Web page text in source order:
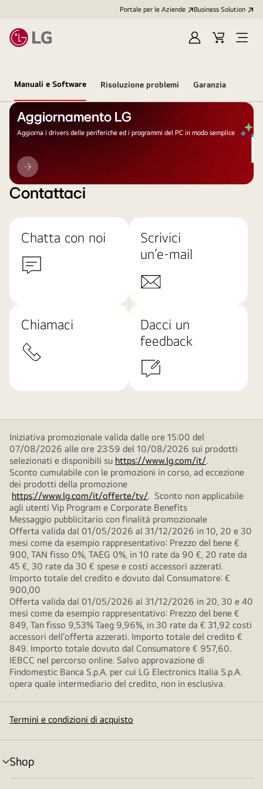
Portale per le Aziende Business Solution
AccediCart
Open
Manuali e Software Risoluzione problemi Garanzia
Aggiornamento LG
Aggiorna i drivers delle periferiche ed i programmi del PC in modo semplice
Aggiornamento
LG
Contattaci
Chatta con noi
Scrivici
un’e-mail
Chiamaci
Dacci un
feedback
Iniziativa promozionale valida dalle ore 15:00 del
07/08/2026 alle ore 23:59 del 10/08/2026 sui prodotti
selezionati e disponibili su https://www.lg.com/it/.
Sconto cumulabile con le promozioni in corso, ad eccezione
dei prodotti della promozione
https://www.lg.com/it/offerte/tv/. Sconto non applicabile
agli utenti Vip Program e Corporate Benefits
Messaggio pubblicitario con finalità promozionale
Offerta valida dal 01/05/2026 al 31/12/2026 in 10, 20 e 30
mesi come da esempio rappresentativo: Prezzo del bene €
900, TAN fisso 0%, TAEG 0%, in 10 rate da 90 €, 20 rate da
45 €, 30 rate da 30 € spese e costi accessori azzerati.
Importo totale del credito e dovuto dal Consumatore: €
900,00
Offerta valida dal 01/05/2026 al 31/12/2026 in 20, 30 e 40
mesi come da esempio rappresentativo: Prezzo del bene €
849, Tan fisso 9,53% Taeg 9,96%, in 30 rate da € 31,92 costi
accessori dell’offerta azzerati. Importo totale del credito €
849. Importo totale dovuto dal Consumatore € 957,60.
IEBCC nel percorso online. Salvo approvazione di
Findomestic Banca S.p.A. per cui LG Electronics Italia S.p.A.
opera quale intermediario del credito, non in esclusiva.
Termini e condizioni di acquisto
Shop
Attivazione
menu